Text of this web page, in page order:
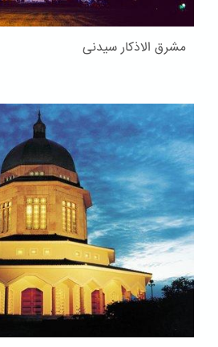
مشرق الاذکار سیدنی